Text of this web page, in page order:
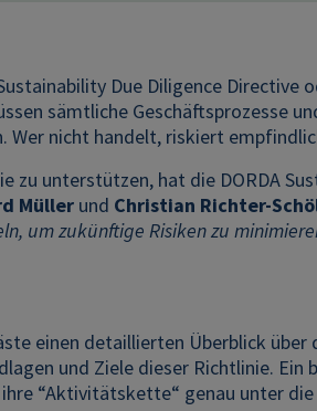
Due Diligence Directive
sämtliche Geschäftsprozesse
nicht handelt, riskiert
zu unterstützen, hat die DORDA
Müller und Christian Richter-
um zukünftige Risiken zu
einen detaillierten Überblick
und Ziele dieser Richtlinie.
“Aktivitätskette“ genau unter